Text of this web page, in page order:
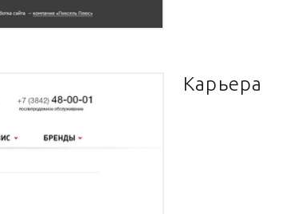
Карьера